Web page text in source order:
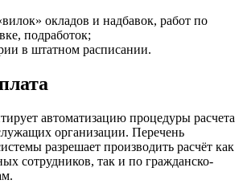
окладов и надбавок, работ по
подработок;
в штатном расписании.
автоматизацию процедуры расчета
организации. Перечень
разрешает производить расчёт как
сотрудников, так и по гражданско-